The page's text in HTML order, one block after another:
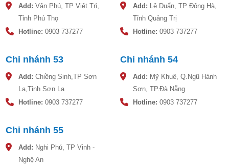
Add: Vân Phú, TP Việt Trì,
Tỉnh Phú Thọ
Hotline: 0903 737277
Add: Lê Duẩn, TP Đông Hà,
Tỉnh Quảng Trị
Hotline: 0903 737277
Chi nhánh 53
Add: Chiềng Sinh,TP Sơn
La,Tỉnh Sơn La
Hotline: 0903 737277
Chi nhánh 54
Add: Mỹ Khuê, Q.Ngũ Hành
Sơn, TP.Đà Nẵng
Hotline: 0903 737277
Chi nhánh 55
Add: Nghi Phú, TP Vinh -
Nghệ An